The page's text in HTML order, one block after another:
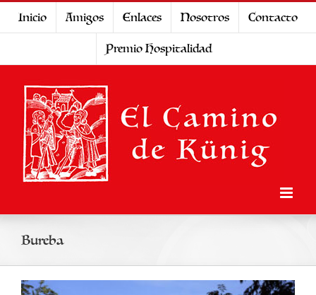
Inicio Amigos Enlaces Nosotros
Contacto
Premio Hospitalidad
Bureba